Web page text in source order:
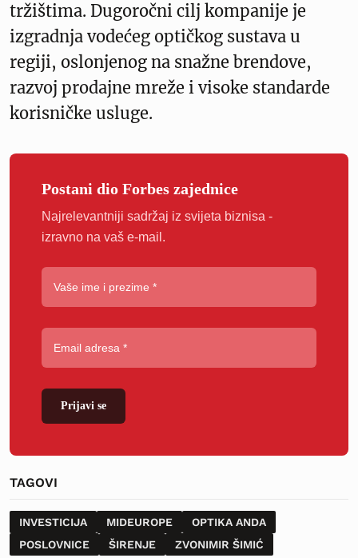
tržištima. Dugoročni cilj kompanije je
izgradnja vodećeg optičkog sustava u
regiji, oslonjenog na snažne brendove,
razvoj prodajne mreže i visoke standarde
korisničke usluge.
Postani dio Forbes zajednice
Najrelevantniji sadržaj iz svijeta biznisa -
izravno na vaš e-mail.
Prijavi se
TAGOVI
INVESTICIJA MIDEUROPE
OPTIKA ANDA
POSLOVNICE
ŠIRENJE ZVONIMIR ŠIMIĆ